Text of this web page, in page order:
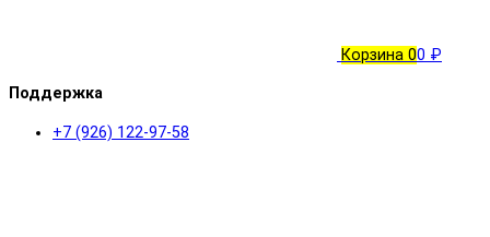
Корзина 00 ₽
Поддержка
+7 (926) 122-97-58